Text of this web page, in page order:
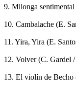
9. Milonga
10. Cambalache (E.
11. Yira, Yira (E.
12. Volver (C. Gardel
13. El violín de